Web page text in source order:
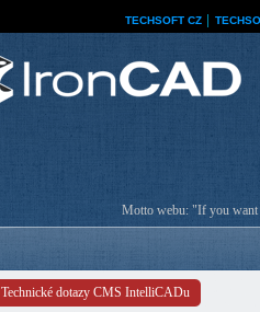
TECHSOFT CZ
Motto webu: "If you want
Technické dotazy CMS IntelliCADu